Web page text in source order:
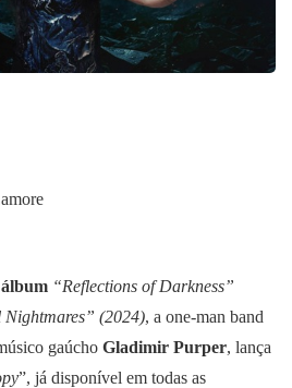
“Reflections of Darkness”
(2024), a one-man band
gaúcho Gladimir Purper, lança
”, já disponível em todas as